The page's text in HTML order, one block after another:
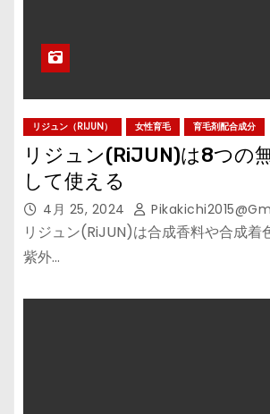
リジュン（RIJUN） 女性育毛 育毛剤配合成分
リジュン(RiJUN)は8つの
して使える
4月 25, 2024
リジュン(RiJUN)は合成香料や合成着
紫外…